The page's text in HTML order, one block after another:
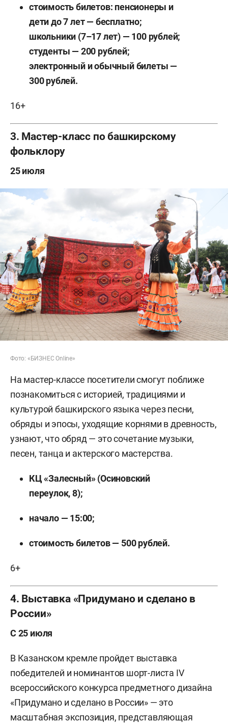
стоимость билетов: пенсионеры и
дети до 7 лет — бесплатно;
школьники (7–17 лет) — 100 рублей;
студенты — 200 рублей;
электронный и обычный билеты —
300 рублей.
16+
3. Мастер-класс по башкирскому
фольклору
25 июля
Фото: «БИЗНЕС Online»
На мастер-классе посетители смогут поближе
познакомиться с историей, традициями и
культурой башкирского языка через песни,
обряды и эпосы, уходящие корнями в древность,
узнают, что обряд — это сочетание музыки,
песен, танца и актерского мастерства.
КЦ «Залесный» (Осиновский
переулок, 8);
начало — 15:00;
стоимость билетов — 500 рублей.
6+
4. Выставка «Придумано и сделано в
России»
С 25 июля
В Казанском кремле пройдет выставка
победителей и номинантов шорт-листа IV
всероссийского конкурса предметного дизайна
«Придумано и сделано в России» — это
масштабная экспозиция, представляющая